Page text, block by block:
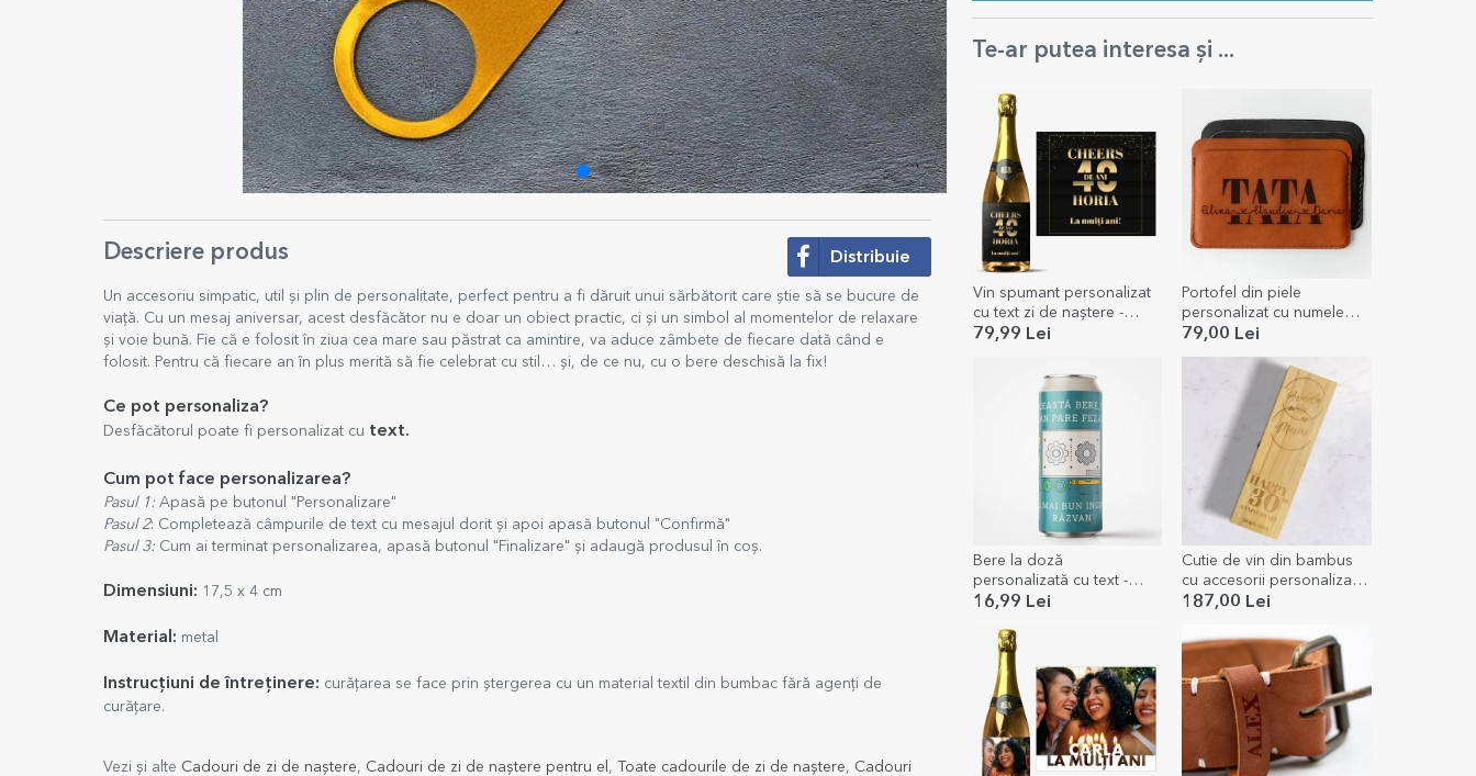
Te-ar putea interesa și ...
Vin spumant personalizat
cu text zi de naștere -
Cheers to you
79,99 Lei
Portofel din piele
personalizat cu numele
copiiilor - TATA
79,00 Lei
Bere la doză
personalizată cu text -
Inginer
16,99 Lei
Cutie de vin din bambus
cu accesorii personalizată
cu mesaj - Aniversare
187,00 Lei
Descriere produs Distribuie
Un accesoriu simpatic, util și plin de personalitate, perfect pentru a fi dăruit unui sărbătorit care știe să se bucure de
viață. Cu un mesaj aniversar, acest desfăcător nu e doar un obiect practic, ci și un simbol al momentelor de relaxare
și voie bună. Fie că e folosit în ziua cea mare sau păstrat ca amintire, va aduce zâmbete de fiecare dată când e
folosit. Pentru că fiecare an în plus merită să fie celebrat cu stil… și, de ce nu, cu o bere deschisă la fix!
Ce pot personaliza?
Desfăcătorul poate fi personalizat cu text.
Cum pot face personalizarea?
Pasul 1: Apasă pe butonul "Personalizare"
Pasul 2: Completează câmpurile de text cu mesajul dorit și apoi apasă butonul "Confirmă"
Pasul 3: Cum ai terminat personalizarea, apasă butonul "Finalizare" și adaugă produsul în coș.
Dimensiuni: 17,5 x 4 cm
Material: metal
Instrucțiuni de întreținere: curățarea se face prin ștergerea cu un material textil din bumbac fără agenți de
curățare.
Vezi și alte Cadouri de zi de naștere, Cadouri de zi de naștere pentru el , Toate cadourile de zi de naștere, Cadouri